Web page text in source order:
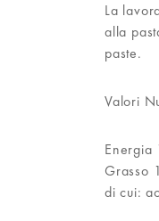
La
alla
paste.
Valori
Grasso
di cui: